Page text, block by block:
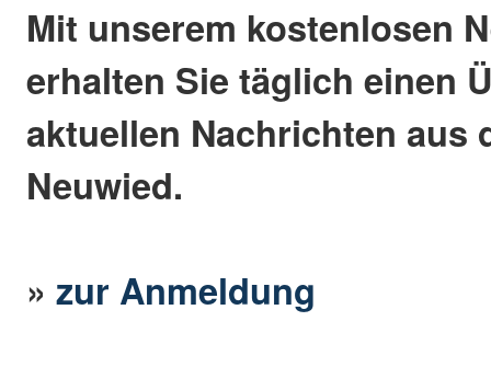
Mit unserem kostenlosen
erhalten Sie täglich einen
aktuellen Nachrichten aus
Neuwied.
»zur Anmeldung